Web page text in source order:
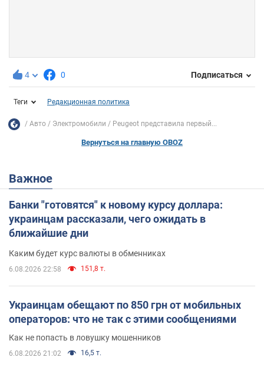
4 0 Подписаться
Теги Редакционная политика
Авто Электромобили Peugeot представила первый...
Вернуться на главную OBOZ
Важное
Банки "готовятся" к новому курсу доллара:
украинцам рассказали, чего ожидать в
ближайшие дни
Каким будет курс валюты в обменниках
6.08.2026 22:58 151,8 т.
Украинцам обещают по 850 грн от мобильных
операторов: что не так с этими сообщениями
Как не попасть в ловушку мошенников
6.08.2026 21:02 16,5 т.